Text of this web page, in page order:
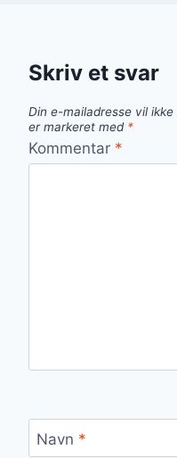
Skriv et svar
Din e-mailadresse vil
er markeret med *
Kommentar *
Navn *